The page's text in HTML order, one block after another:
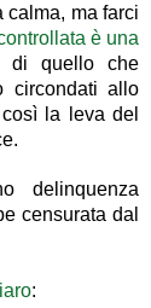
calma, ma farci
è una
di quello che
circondati allo
la leva del
delinquenza
censurata dal
: